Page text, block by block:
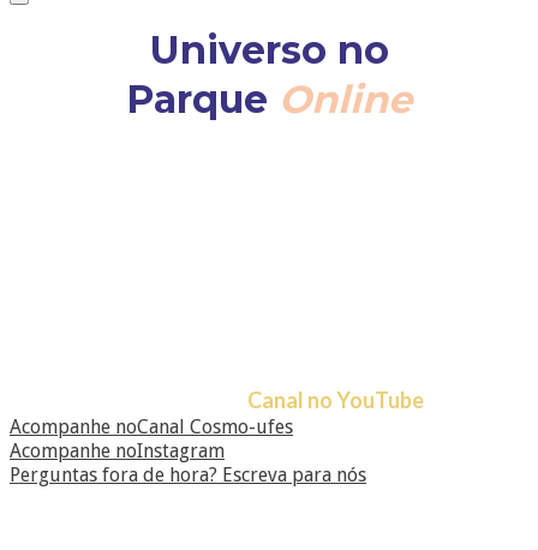
Universo no
Parque Online
Canal no YouTube
Acompanhe noCanal Cosmo-ufes
Acompanhe no​Instagram
Perguntas fora de hora?​ Escreva para nós